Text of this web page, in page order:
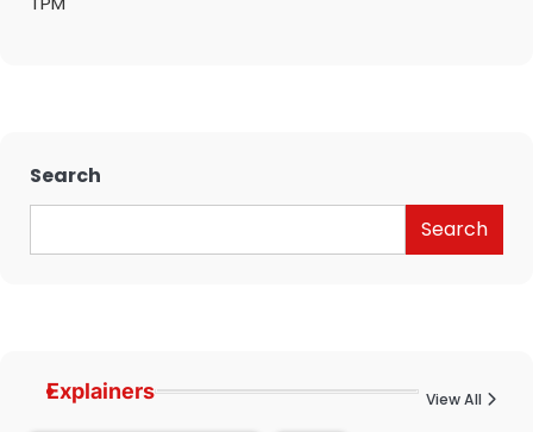
Search
Search
Explainers View All